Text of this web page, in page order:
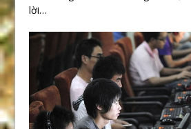
lời…